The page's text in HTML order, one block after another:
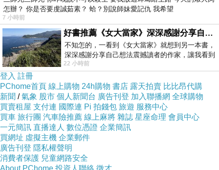
【7/15 天氣晴 第二天-新城海邊散步+羅東市區漫遊】
原先就打定主意要早起到海邊散步，早上5點我就起床
了，夏天的日出真是早，5點天就亮了，過了6點太陽就開
始變大，所以我們6點半便出門了。
走出民宿右手邊轉進去直直走，便是通往海邊的路，沿路
都有樹蔭，比較奇異的是，居然可以在路邊撿到一堆椰
子！真是早起的鳥兒有蟲吃，早起的人兒有椰子撿？不過
我不想撿椰子，太重了也沒有工具可剖（我也不會剖），
於是放下它便繼續往海邊前進。
怎辦？ 你是否要虔誠茹素？ 蛤？別說師妹愛記仇 我希望
7 小時前
好書推薦《女大當家》深深感謝分享自己想法震撼讀者的作家，讓我看到不同樣貌的家庭！
不知怎的，一看到《女大當家》就想到另一本書，
深深感謝分享自己想法震撼讀者的作家，讓我看到
不同樣貌的家庭！ 《女大
22 小時前
登入 註冊
PChome首頁 線上購物 24h購物 書店 露天拍賣 比比昂代購
新聞 /氣象 股市 個人新聞台 廣告刊登 加入聯播網 全球購物
買賣租屋 支付連 國際連 Pi 拍錢包 旅遊 服務中心
買車 旅行團 汽車險推薦 線上麻將 雜誌 星座命理 會員中心
一元簡訊 直播達人 數位憑證 企業簡訊
買網址 虛擬主機 企業郵件
廣告刊登 隱私權聲明
消費者保護 兒童網路安全
About PChome 投資人聯絡 徵才